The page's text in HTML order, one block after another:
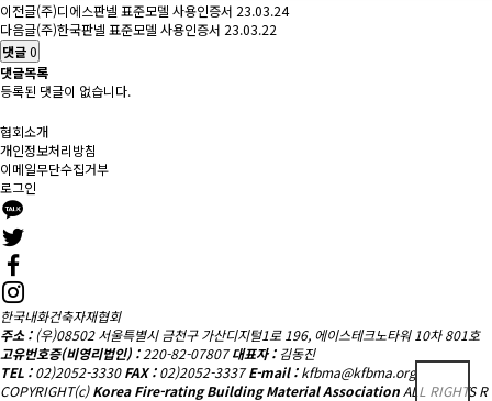
이전글(주)디에스판넬 표준모델 사용인증서 23.03.24
다음글(주)한국판넬 표준모델 사용인증서 23.03.22
댓글0
댓글목록
등록된 댓글이 없습니다.
협회소개
개인정보처리방침
이메일무단수집거부
로그인
한국내화건축자재협회
주소 : (우)08502 서울특별시 금천구 가산디지털1로 196, 에이스테크노타워 10차 801호
고유번호증(비영리법인) :220-82-07807 대표자 : 김동진
TEL :02)2052-3330 FAX :02)2052-3337 E-mail :kfbma@kfbma.org
COPYRIGHT(c)Korea Fire-rating Building Material AssociationALL RIGHTS R